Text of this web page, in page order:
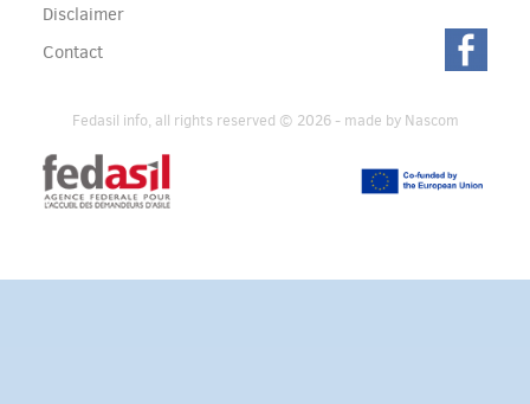
Disclaimer
Contact
Fedasil info, all rights reserved © 2026 - made by Nascom